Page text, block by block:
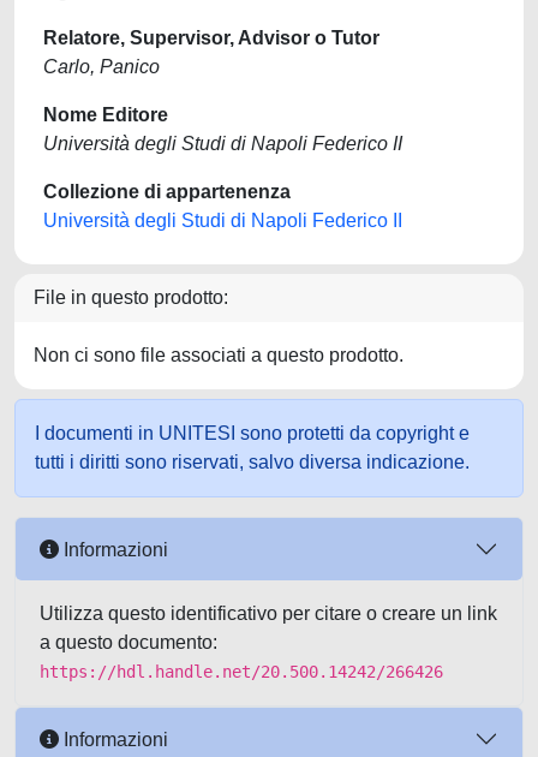
Relatore, Supervisor, Advisor o Tutor
Carlo, Panico
Nome Editore
Università degli Studi di Napoli Federico II
Collezione di appartenenza
Università degli Studi di Napoli Federico II
File in questo prodotto:
Non ci sono file associati a questo prodotto.
I documenti in UNITESI sono protetti da copyright e
tutti i diritti sono riservati, salvo diversa indicazione.
Informazioni
Utilizza questo identificativo per citare o creare un link
a questo documento:
https://hdl.handle.net/20.500.14242/266426
Informazioni